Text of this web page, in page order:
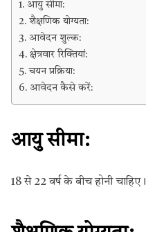
आयु सीमा:
शैक्षणिक योग्यता:
आवेदन शुल्क:
क्षेत्रवार रिक्तियां:
चयन प्रक्रिया:
आवेदन कैसे करें:
आयु सीमा:
18 से 22 वर्ष के बीच होनी चाहिए।